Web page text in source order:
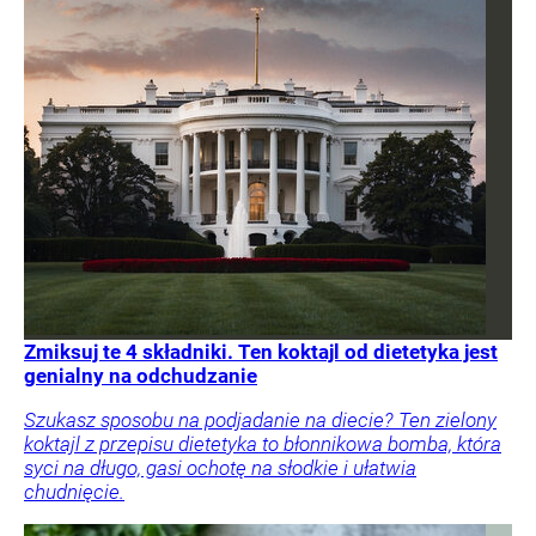
Zmiksuj te 4 składniki. Ten koktajl od dietetyka jest
genialny na odchudzanie
Szukasz sposobu na podjadanie na diecie? Ten zielony
koktajl z przepisu dietetyka to błonnikowa bomba, która
syci na długo, gasi ochotę na słodkie i ułatwia
chudnięcie.